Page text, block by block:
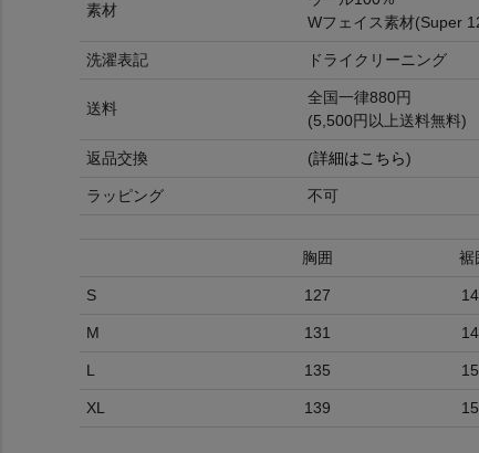
素材
Wフェイス素材(Super
洗濯表記 ドライクリーニング
送料
全国一律880円
(5,500円以上送料無料)
返品交換 (詳細はこちら)
ラッピング 不可
胸囲 裾
S 127
M 131
L 135
XL 139